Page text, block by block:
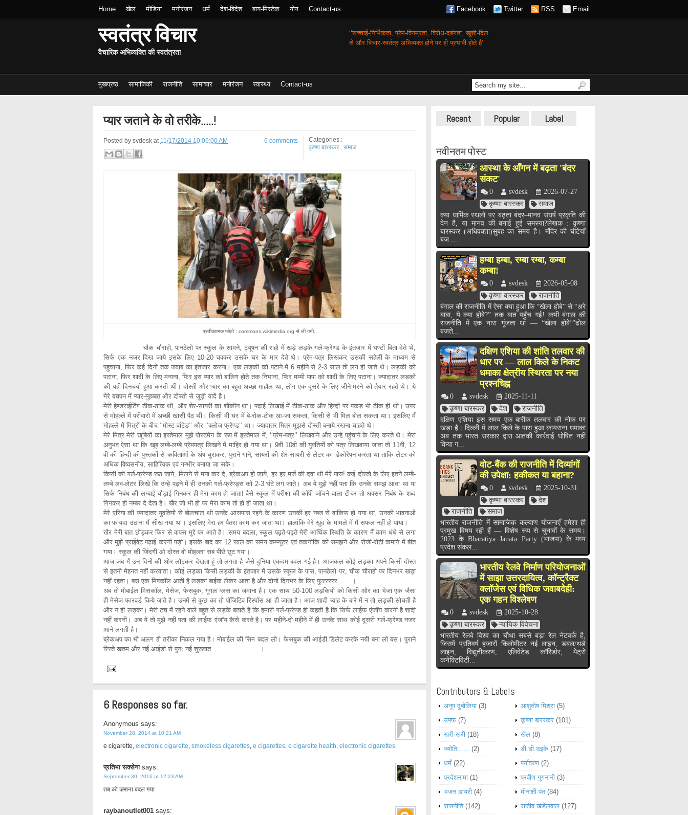
Home खेल मीडिया मनोरंजन धर्म देश-विदेश बाय-मिस्टेक योग Contact-us Facebook Twitter RSS Email
स्वतंत्र विचार
वैचारिक अभिव्यक्ति की स्वतंत्रता
‘‘सच्चाई-निर्भिकता, प्रेम-विनम्रता, विरोध-दबंगता,खुशी-दिल
से और विचार-स्वतंत्र अभिव्यक्त होने पर ही प्रभावी होते है’’
मुखप्रष्ठ सामाजिकी राजनीति सामाचार मनोरंजन स्वास्थ्य Contact-us
प्यार जताने के वो तरीके.....!
Posted by svdesk at 11/17/2014 10:06:00 AM 6 comments
Categories :
कृष्णा बारस्कर. समाज
प्रतीकात्मक फोटो : commons.wikimedia.org से ली गयी..
चौक चौराहो, पानठेलो पर स्कूल के सामने, ट्यूषन की राहो में खड़े लड़के गर्ल-फ्रेण्ड के इंतजार में घण्टों बिता देते थे,
सिर्फ एक नजर दिख जाये इसके लिए 10-20 चक्कर उसके घर के मार देते थे। प्रेम-पत्र लिखकर उसकी सहेली के माध्यम से
पहुचाना, फिर कई दिनों तक जवाब का इंतजार करना। एक लड़की को पटाने में 6 महीने से 2-3 साल तो लग ही जाते थे। लड़की को
पटाना, फिर शादी के लिए मनाना, फिर इस प्यार को बालिग होते तक निभाना, फिर मम्मी पापा को शादी के लिए पटाना। ज्यादातर लड़कों
की यही दिनचर्या हुआ करती थी। दोस्ती और प्यार का बहुत अच्छा माहौल था, लोग एक दूसरे के लिए जीने मरने को तैयार रहते थे। ये
मेरे बचपन में प्यार-मुहब्बत और दोस्तो से जुड़ी यादें है।
मेरी हेण्डराईटिंग ठीक-ठाक थी, और शेर-सायरी का शौकीन था। पढ़ाई लिखाई में ठीक-ठाक और हिन्दी पर पकड़ भी ठीक ही थी। उपर
से मोहल्ले में परीवारो में अच्छी खासी पैठ थी। किसी भी घर में बे-रोक-टोक आ-जा सकता, किसी से भी मिल बोल सकता था। इसलिए मैं
मोहल्ले में मित्रों के बीच ‘‘मोस्ट वांटेड’’ और ‘‘क्लोज फ्रेण्ड’’ था। ज्यादातर मित्र मुझसे दोस्ती बनाये रखना चाहते थे।
मेरे मित्र मेरी खूबियों का इस्तेमाल मुझे पोस्टमेन के रूप में इस्तेमाल में, ‘‘प्रेम-पत्र’’ लिखवाने और उन्हे पहुंचाने के लिए करते थे। मेरा
अनुभव ऐसा था कि खूब लम्बे-लम्बे प्रेमपत्र लिखने में माहिर हो गया था। 9वी 10वी की युवतियों को पत्र लिखवाया जाता तो 11वी, 12
वी की हिन्दी की पुस्तकों से कविताओं के अंष चुराकर, पुराने गाने, सायरों की शेर-सायरी से लेटर का डेकोरेषन करता था ताकि लेटर को
अधिक विष्वसनीय, साहित्यिक एवं गम्भीर बनाया जा सके।
किसी की गर्ल-फ्रेण्ड रूठ जाये, मिलने से मना कर दे, ब्रेकअप हो जाये, हर हर मर्ज की दवा थी मेरे पास! कई दोस्तो के लिए इतने लम्बे-
लम्बे लव-लेटर लिखे कि उन्हे पढ़ने में ही उनकी गर्ल-फ्रेण्ड्स को 2-3 घंटे लग जाते। अब ये मुझे नहीं पता कि उनके समझ आता था या
सिर्फ निबंध की लम्बाई चौड़ाई गिनकर ही मेरा काम हो जाता! वैसे स्कूल में परीक्षा की कॉपी जॉचने वाला टीचर तो अक्सर निबंध के शब्द
गिनकर ही नम्बर दे देता है। खैर जो भी हो पर मेरा काम तो हो ही जाता था।
मेरे एरिया की ज्यादातर युवतियों से बोलचाल थी उनके आसपास रहने के कारण उनकी हर नब्ज से वाकिफ हो गया था, उनकी भावनाओं
का फायदा उठाना मैं सीख गया था। इसलिए मेरा हर पैतरा काम कर जाता था। हालांकि मेरे खुद के मामले में मैं सफल नहीं हो पाया।
खैर मेरी बात छोड़कर फिर से वापस मुद्दे पर आते है। समय बदला, स्कूल पढ़ते-पढ़ते मेरी आर्थिक स्थिति के कारण मैं काम धंधे से लगा
और मुझे प्राईवेट पढ़ाई करनी पड़ी। इसके बाद का 12 साल का समय कम्प्यूटर एवं तकनीकि को समझने और रोजी-रोटी कमाने में बीत
गया। स्कूल की जिंदगी ओ दोस्त वो मोहल्ला सब पीछे छूट गया।
आज जब मैं उन दिनों की ओर लौटकर देखता हूं तो लगता है जैसे दुनिया एकदम बदल गई है। आजकल कोई लड़का अपने किसी दोस्त
से इतनी मेहनत नहीं करवाता। कोई लड़का किसी लड़की के इंतजार में उसके स्कूल के पास, पानठेलो पर, चौक चौराहो पर दिनभर खड़ा
नहीं रहता। बस एक मिषकॉल आती है लड़का बाईक लेकर आता है और दोनो दिनभर के लिए फुररररर.......।
अब तो मोबाईल मिसकॉल, मेसेज, फेसबुक, गूगल प्लस का जमाना है। एक साथ 50-100 लड़कियों को किसी और का भेजा एक जैसा
ही मेसेज फारवर्ड किये जाते है। उनमें से कुछ का तो पॉजिटिव रिस्पॉस आ ही जाता है। आज शादी ब्याह के बारे में न तो लड़की सोचती है
और न ही लड़का। मेरी टच में रहने वाले बहुत से लड़के बताते है कि हमारी गर्ल-फ्रेण्ड ही कहती है कि सिर्फ लाईफ एंजॉय करनी है शादी
नहीं करनी। अब ये तो मुझे नहीं पता की लाईफ एंजॉय कैसे करते है। पर महीने-दो महीने में ही उनके साथ कोई दूसरी गर्ल-फ्रेण्ड नजर
आने लगती है।
ब्रेकअप का भी अलग ही तरीका निकल गया है। मोबाईल की सिम बदल लो। फेसबुक की आईडी डिलेट करके नयी बना लो बस। पुराने
रिस्ते खतम और नई आईडी से पुनः नई शुरूवात........................।
6 Responses so far.
Anonymous says:
November 28, 2014 at 10:21 AM
e cigarette, electronic cigarette smokeless cigarettes e cigarettes e cigarette health electronic cigarettes
प्रतिभा सक्सेना says:
September 30, 2016 at 12:23 AM
तब को ज़माना बदल गया
raybanoutlet001 says:
Recent Popular Label
नवीनतम पोस्ट
आस्था के आँगन में बढ़ता 'बंदर
संकट'
0 svdesk
2026-07-27
कृष्णा बारस्कर
समाज
क्या धार्मिक स्थलों पर बढ़ता बंदर–मानव संघर्ष प्रकृति की
देन है, या मानव की बनाई हुई समस्या?लेखक : कृष्णा
बारस्कर (अधिवक्ता)सुबह का समय है। मंदिर की घंटियाँ
बज ...
हम्बा हम्बा, रम्बा रम्बा, कम्बा
कम्बा!
0 svdesk
2026-05-08
कृष्णा बारस्कर
राजनीति
बंगाल की राजनीति में ऐसा क्या हुआ कि “खेला होबे” से “अरे
बाबा, ये क्या होबे?” तक बात पहुँच गई! कभी बंगाल की
राजनीति में एक नारा गूंजता था — “खेला होबे!”ढोल
बजते...
दक्षिण एशिया की शांति तलवार की
धार पर — लाल किले के निकट
धमाका क्षेत्रीय स्थिरता पर नया
प्रश्नचिह्न
0 svdesk
2025-11-11
कृष्णा बारस्कर
देश
राजनीति
दक्षिण एशिया इस समय एक बारीक तलवार की नोक पर
खड़ा है। दिल्ली में लाल किले के पास हुआ कायराना धमाका
अब तक भारत सरकार द्वारा आतंकी कार्रवाई घोषित नहीं
किया ग...
वोट-बैंक की राजनीति में दिव्यांगों
की उपेक्षा: हकीकत या बहाना?
0 svdesk
2025-10-31
कृष्णा बारस्कर
देश
राजनीति
समाज
भारतीय राजनीति में सामाजिक कल्याण योजनाएँ हमेशा ही
प्रमुख विषय रही हैं — विशेष रूप से चुनावों के समय।
2023 के Bharatiya Janata Party (भाजपा) के मध्य
प्रदेश संकल...
भारतीय रेलवे निर्माण परियोजनाओं
में साझा उत्तरदायित्व, कॉन्ट्रैक्ट
क्लॉजेस एवं विधिक जवाबदेही:
एक गहन विश्लेषण
0 svdesk
2025-10-28
कृष्णा बारस्कर
न्यायिक विवेचना
भारतीय रेलवे विश्व का चौथा सबसे बड़ा रेल नेटवर्क है,
जिसमें प्रतिवर्ष हजारों किलोमीटर नई लाइन, डबल/थर्ड
लाइन, विद्युतीकरण, एलिवेटेड कॉरिडोर, मेट्रो
कनेक्टिविटी...
Contributors & Labels
अनूप दुबोलिया (3) आशुतोष मिश्रा (5)
उफ्फ (7) कृष्णा बारस्कर (101)
खरी-खरी (18) खेल (8)
ज्योति...... (2) डी.डी.उइके (17)
धर्मं (22) पर्यावरण (2)
प्रदेशनामा (1) प्रवीण गुगनानी (3)
भजन डायरी (4) मीनाक्षी पंत (84)
राजनीति (142) राजीव खंडेलवाल (127)